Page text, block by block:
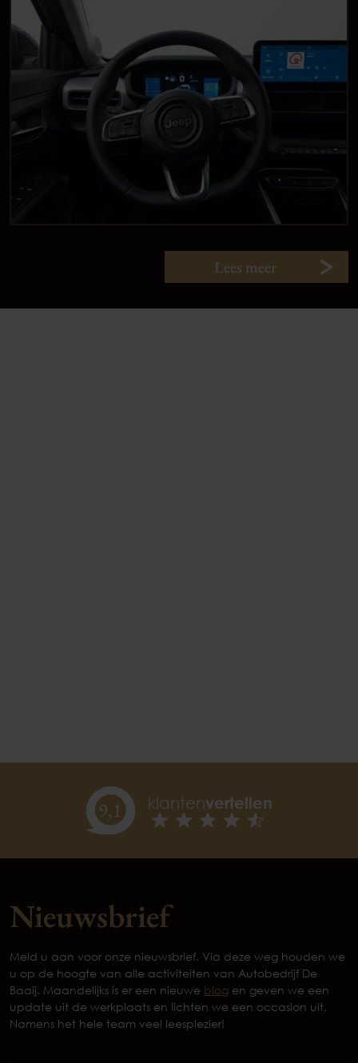
Lees meer
9,1 klantenvertellen
Nieuwsbrief
Meld u aan voor onze nieuwsbrief. Via deze weg houden we
u op de hoogte van alle activiteiten van Autobedrijf De
Baaij. Maandelijks is er een nieuwe blog en geven we een
update uit de werkplaats en lichten we een occasion uit.
Namens het hele team veel leesplezier!